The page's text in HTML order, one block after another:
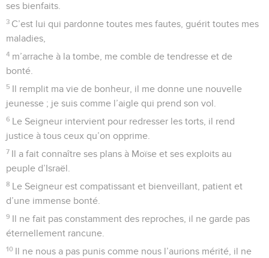
ses bienfaits.
3 C’est lui qui pardonne toutes mes fautes, guérit toutes mes
maladies,
4 m’arrache à la tombe, me comble de tendresse et de
bonté.
5 Il remplit ma vie de bonheur, il me donne une nouvelle
jeunesse ; je suis comme l’aigle qui prend son vol.
6 Le Seigneur intervient pour redresser les torts, il rend
justice à tous ceux qu’on opprime.
7 Il a fait connaître ses plans à Moïse et ses exploits au
peuple d’Israël.
8 Le Seigneur est compatissant et bienveillant, patient et
d’une immense bonté.
9 Il ne fait pas constamment des reproches, il ne garde pas
éternellement rancune.
10 Il ne nous a pas punis comme nous l’aurions mérité, il ne